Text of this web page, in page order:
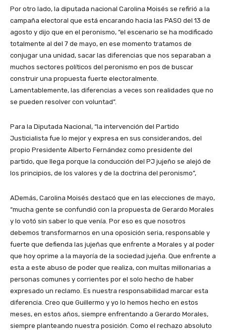
Por otro lado, la diputada nacional Carolina Moisés se refirió a la
campaña electoral que está encarando hacia las PASO del 13 de
agosto y dijo que en el peronismo, “el escenario se ha modificado
totalmente al del 7 de mayo, en ese momento tratamos de
conjugar una unidad, sacar las diferencias que nos separaban a
muchos sectores políticos del peronismo en pos de buscar
construir una propuesta fuerte electoralmente.
Lamentablemente, las diferencias a veces son realidades que no
se pueden resolver con voluntad”.
Para la Diputada Nacional, “la intervención del Partido
Justicialista fue lo mejor y expresa en sus considerandos, del
propio Presidente Alberto Fernández como presidente del
partido, que llega porque la conducción del PJ jujeño se alejó de
los principios, de los valores y de la doctrina del peronismo”,
ADemás, Carolina Moisés destacó que en las elecciones de mayo,
“mucha gente se confundió con la propuesta de Gerardo Morales
y lo votó sin saber lo que venía. Por eso es que nosotros
debemos transformarnos en una oposición seria, responsable y
fuerte que defienda las jujeñas que enfrente a Morales y al poder
que hoy oprime a la mayoría de la sociedad jujeña. Que enfrente a
esta a este abuso de poder que realiza, con multas millonarias a
personas comunes y corrientes por el solo hecho de haber
expresado un reclamo. Es nuestra responsabilidad marcar esta
diferencia. Creo que Guillermo y yo lo hemos hecho en estos
meses, en estos años, siempre enfrentando a Gerardo Morales,
siempre planteando nuestra posición. Como el rechazo absoluto